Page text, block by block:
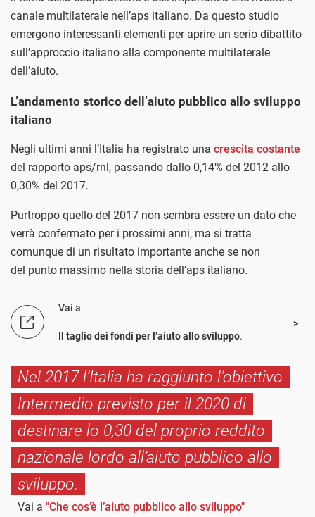
canale multilaterale nell’aps italiano. Da questo studio
emergono interessanti elementi per aprire un serio dibattito
sull’approccio italiano alla componente multilaterale
dell’aiuto.
L’andamento storico dell’aiuto pubblico allo sviluppo
italiano
Negli ultimi anni l’Italia ha registrato una crescita costante
del rapporto aps/rnl, passando dallo 0,14% del 2012 allo
0,30% del 2017.
Purtroppo quello del 2017 non sembra essere un dato che
verrà confermato per i prossimi anni, ma si tratta
comunque di un risultato importante anche se non
del punto massimo nella storia dell’aps italiano.
Vai a
Il taglio dei fondi per l’aiuto allo sviluppo.
Nel 2017 l’Italia ha raggiunto l’obiettivo
Intermedio previsto per il 2020 di
destinare lo 0,30 del proprio reddito
nazionale lordo all’aiuto pubblico allo
sviluppo.
Vai a "Che cos’è l’aiuto pubblico allo sviluppo"